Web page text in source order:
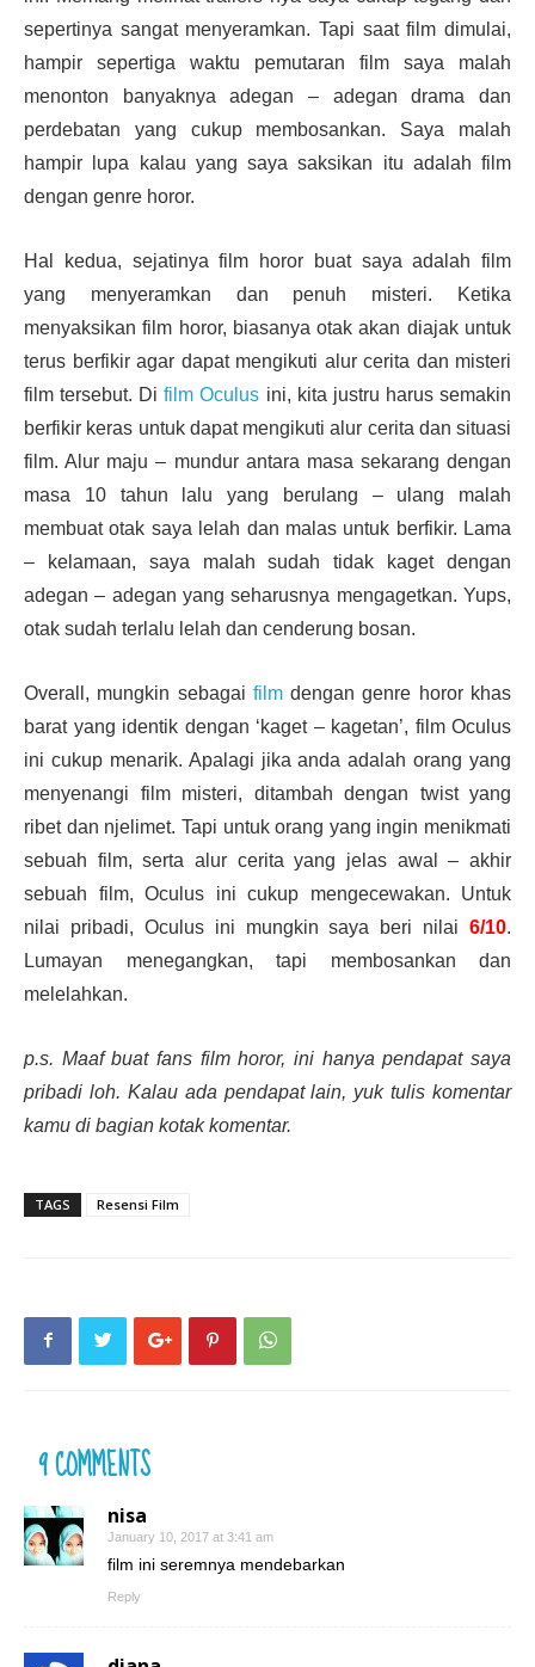
sepertinya sangat menyeramkan. Tapi saat film dimulai,
hampir sepertiga waktu pemutaran film saya malah
menonton banyaknya adegan – adegan drama dan
perdebatan yang cukup membosankan. Saya malah
hampir lupa kalau yang saya saksikan itu adalah film
dengan genre horor.
Hal kedua, sejatinya film horor buat saya adalah film
yang menyeramkan dan penuh misteri. Ketika
menyaksikan film horor, biasanya otak akan diajak untuk
terus berfikir agar dapat mengikuti alur cerita dan misteri
film tersebut. Difilm Oculus ini, kita justru harus semakin
berfikir keras untuk dapat mengikuti alur cerita dan situasi
film. Alur maju – mundur antara masa sekarang dengan
masa 10 tahun lalu yang berulang – ulang malah
membuat otak saya lelah dan malas untuk berfikir. Lama
– kelamaan, saya malah sudah tidak kaget dengan
adegan – adegan yang seharusnya mengagetkan. Yups,
otak sudah terlalu lelah dan cenderung bosan.
Overall, mungkin sebagai filmdengan genre horor khas
barat yang identik dengan ‘kaget – kagetan’, film Oculus
ini cukup menarik. Apalagi jika anda adalah orang yang
menyenangi film misteri, ditambah dengan twist yang
ribet dan njelimet. Tapi untuk orang yang ingin menikmati
sebuah film, serta alur cerita yang jelas awal – akhir
sebuah film, Oculus ini cukup mengecewakan. Untuk
nilai pribadi, Oculus ini mungkin saya beri nilai 6/10.
Lumayan menegangkan, tapi membosankan dan
melelahkan.
p.s. Maaf buat fans film horor, ini hanya pendapat saya
pribadi loh. Kalau ada pendapat lain, yuk tulis komentar
kamu di bagian kotak komentar.
TAGS Resensi Film
9 COMMENTS
nisa
January 10, 2017 at 3:41 am
film ini seremnya mendebarkan
Reply